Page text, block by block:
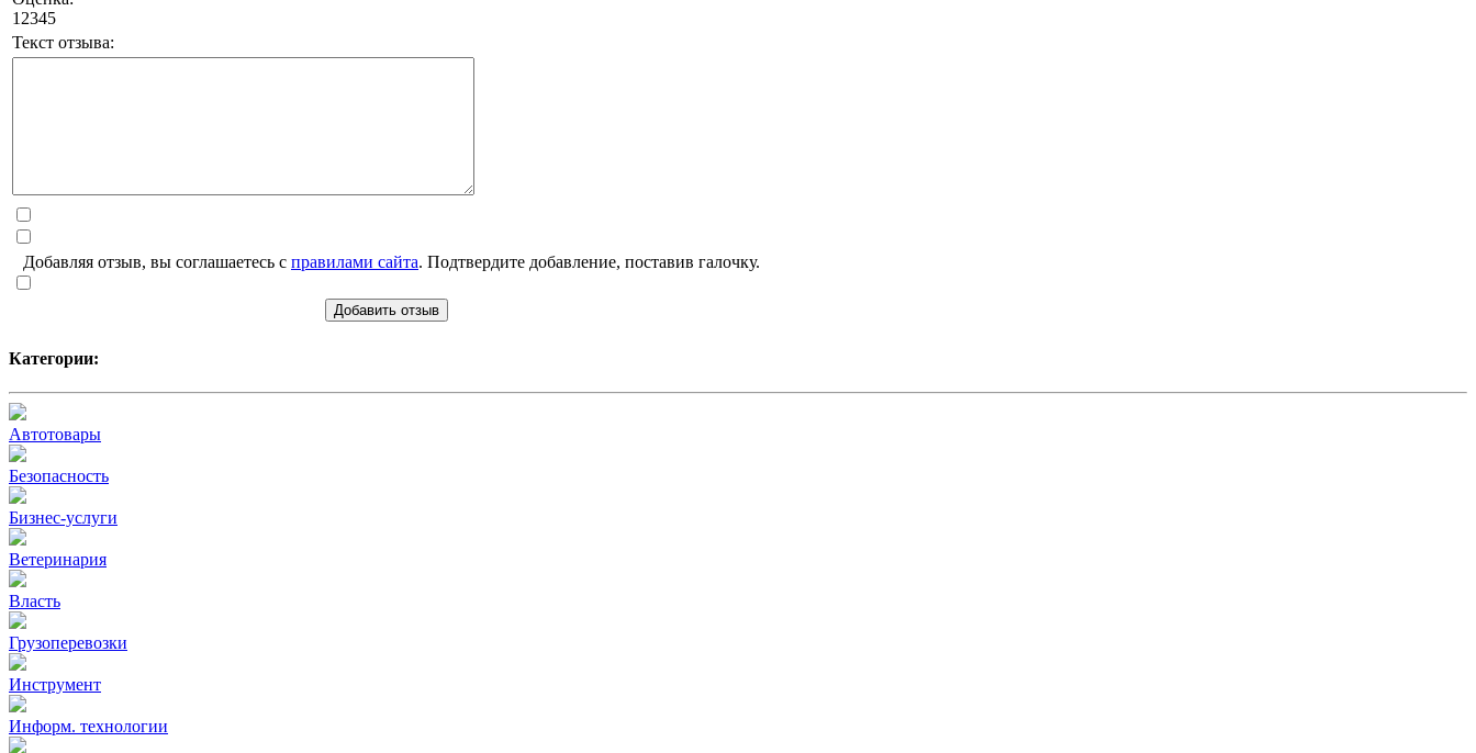
1 2345
Текст отзыва:
Добавляя отзыв, вы соглашаетесь с правилами сайта. Подтвердите добавление, поставив галочку.
Добавить отзыв
Категории:
Автотовары
Безопасность
Бизнес-услуги
Ветеринария
Власть
Грузоперевозки
Инструмент
Информ. технологии